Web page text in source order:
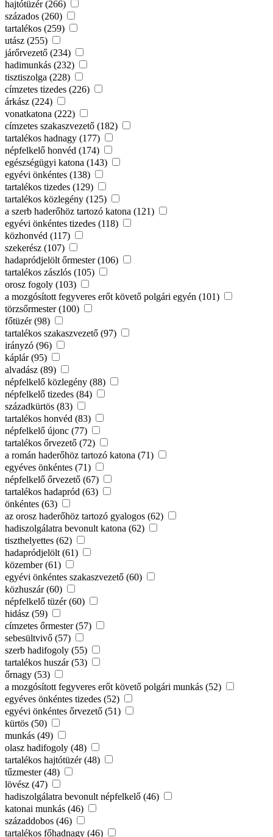
hajtótüzér (266)
százados (260)
tartalékos (259)
utász (255)
járőrvezető (234)
hadimunkás (232)
tisztiszolga (228)
címzetes tizedes (226)
árkász (224)
vonatkatona (222)
címzetes szakaszvezető (182)
tartalékos hadnagy (177)
népfelkelő honvéd (174)
egészségügyi katona (143)
egyévi önkéntes (138)
tartalékos tizedes (129)
tartalékos közlegény (125)
a szerb haderőhöz tartozó katona (121)
egyévi önkéntes tizedes (118)
közhonvéd (117)
szekerész (107)
hadapródjelölt őrmester (106)
tartalékos zászlós (105)
orosz fogoly (103)
a mozgósított fegyveres erőt követő polgári egyén (101)
törzsőrmester (100)
főtüzér (98)
tartalékos szakaszvezető (97)
irányzó (96)
káplár (95)
alvadász (89)
népfelkelő közlegény (88)
népfelkelő tizedes (84)
századkürtös (83)
tartalékos honvéd (83)
népfelkelő újonc (77)
tartalékos őrvezető (72)
a román haderőhöz tartozó katona (71)
egyéves önkéntes (71)
népfelkelő őrvezető (67)
tartalékos hadapród (63)
önkéntes (63)
az orosz haderőhöz tartozó gyalogos (62)
hadiszolgálatra bevonult katona (62)
tiszthelyettes (62)
hadapródjelölt (61)
közember (61)
egyévi önkéntes szakaszvezető (60)
közhuszár (60)
népfelkelő tüzér (60)
hidász (59)
címzetes őrmester (57)
sebesültvivő (57)
szerb hadifogoly (55)
tartalékos huszár (53)
őrnagy (53)
a mozgósított fegyveres erőt követő polgári munkás (52)
egyéves önkéntes tizedes (52)
egyévi önkéntes őrvezető (51)
kürtös (50)
munkás (49)
olasz hadifogoly (48)
tartalékos hajtótüzér (48)
tűzmester (48)
lövész (47)
hadiszolgálatra bevonult népfelkelő (46)
katonai munkás (46)
századdobos (46)
tartalékos főhadnagy (46)